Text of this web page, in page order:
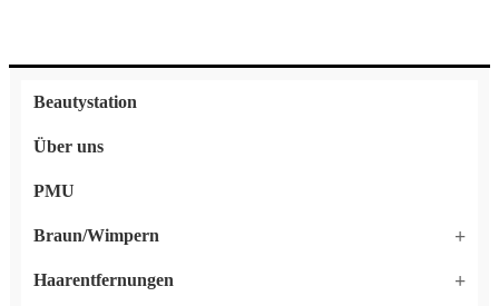
Beautystation
Über uns
PMU
Braun/Wimpern
Haarentfernungen